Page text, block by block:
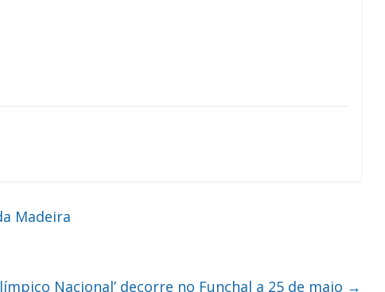
Madeira
Nacional’ decorre no Funchal a 25 de maio →